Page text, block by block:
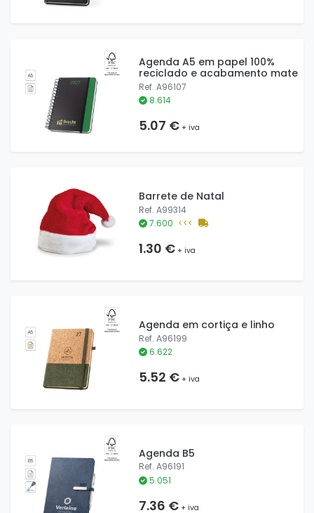
Agenda A5 em papel 100%
reciclado e acabamento mate
Ref. A96107
8.614
5.07 €+ iva
Barrete de Natal
Ref. A99314
7.600 <<<
1.30 €+ iva
Agenda em cortiça e linho
Ref. A96199
6.622
5.52 €+ iva
Agenda B5
Ref. A96191
5.051
7.36 €+ iva